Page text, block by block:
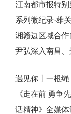
江南都市报特
系列微纪录·雄
湘赣边区域合作
尹弘深入南昌
遇见你丨一根绳
《走在前 勇争
话精神》全媒体